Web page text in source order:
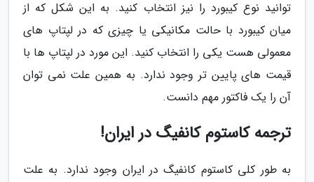
توانید نوع کیبورد را نیز انتخاب کنید. به این شکل که از
میان کیبورد با حالت مکانیکی یا چیزی که در لپتاپ های
معمولی هست یکی را انتخاب کنید. این مورد در لپتاپ ها با
قیمت های پایین تر وجود ندارد. به همین علت نمی توان
آن را یک فاکتور مهم دانست.
ترجمه کاستوم کانفیگ در ایران!
به طور کلی کاستوم کانفیگ در ایران وجود ندارد. به علت